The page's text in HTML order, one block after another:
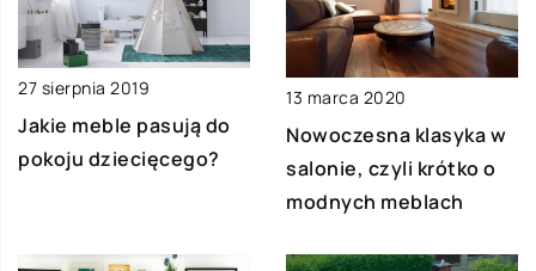
27 sierpnia 2019
Jakie meble pasują do
pokoju dziecięcego?
13 marca 2020
Nowoczesna klasyka w
salonie, czyli krótko o
modnych meblach